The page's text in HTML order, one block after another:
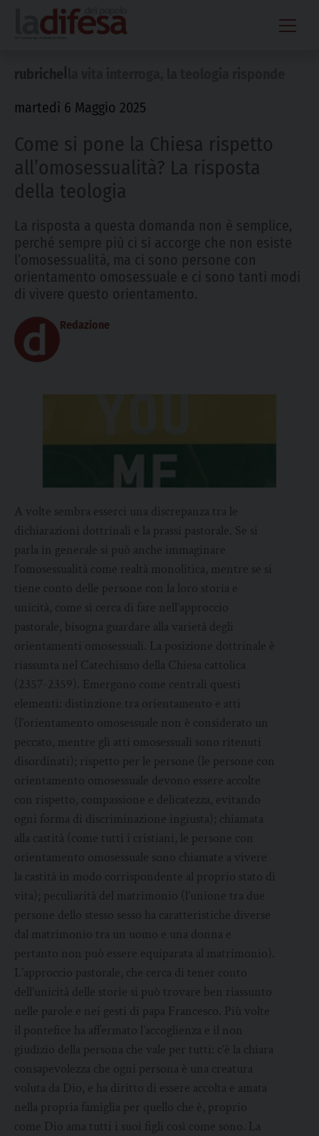
content
martedì 6 Maggio 2025
Come si pone la Chiesa rispetto
all’omosessualità? La risposta
della teologia
La risposta a questa domanda non è semplice,
perché sempre più ci si accorge che non esiste
l’omosessualità, ma ci sono persone con
orientamento omosessuale e ci sono tanti modi
di vivere questo orientamento.
Redazione
A volte sembra esserci una discrepanza tra le
dichiarazioni dottrinali e la prassi pastorale. Se si
parla in generale si può anche immaginare
l’omosessualità come realtà monolitica, mentre se si
tiene conto delle persone con la loro storia e
unicità, come si cerca di fare nell’approccio
pastorale, bisogna guardare alla varietà degli
orientamenti omosessuali. La posizione dottrinale è
riassunta nel Catechismo della Chiesa cattolica
(2357-2359). Emergono come centrali questi
elementi: distinzione tra orientamento e atti
(l’orientamento omosessuale non è considerato un
peccato, mentre gli atti omosessuali sono ritenuti
disordinati); rispetto per le persone (le persone con
orientamento omosessuale devono essere accolte
con rispetto, compassione e delicatezza, evitando
ogni forma di discriminazione ingiusta); chiamata
alla castità (come tutti i cristiani, le persone con
orientamento omosessuale sono chiamate a vivere
la castità in modo corrispondente al proprio stato di
vita); peculiarità del matrimonio (l’unione tra due
persone dello stesso sesso ha caratteristiche diverse
dal matrimonio tra un uomo e una donna e
pertanto non può essere equiparata al matrimonio).
L’approccio pastorale, che cerca di tener conto
dell’unicità delle storie si può trovare ben riassunto
nelle parole e nei gesti di papa Francesco. Più volte
il pontefice ha affermato l’accoglienza e il non
giudizio della persona che vale per tutti: c’è la chiara
consapevolezza che ogni persona è una creatura
voluta da Dio, e ha diritto di essere accolta e amata
nella propria famiglia per quello che è, proprio
come Dio ama tutti i suoi figli così come sono. La